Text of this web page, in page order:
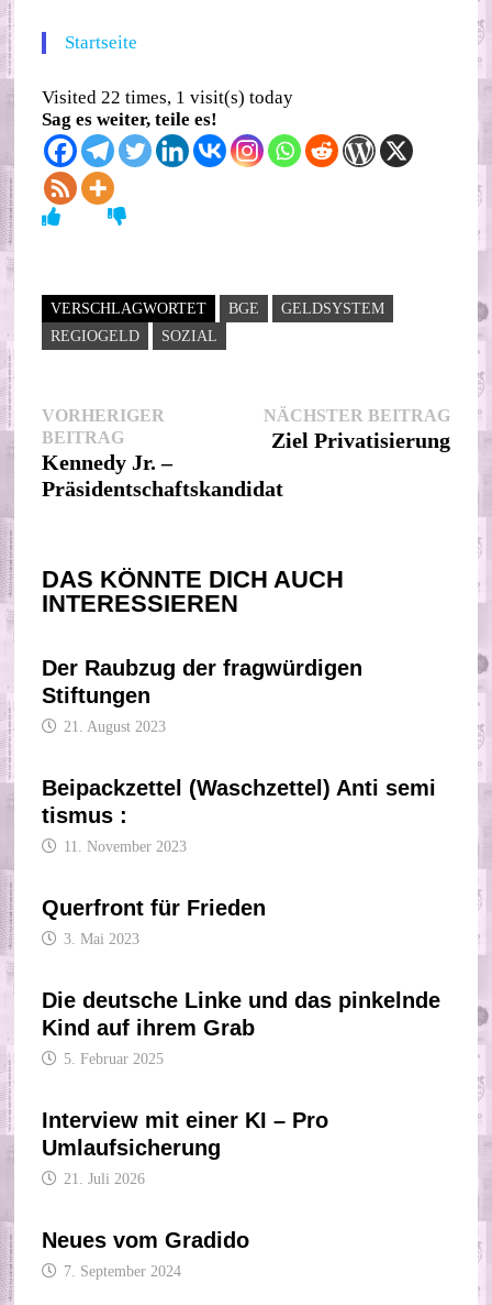
Startseite
Visited 22 times, 1 visit(s) today
Sag es weiter, teile es!
VERSCHLAGWORTET BGE
GELDSYSTEM
REGIOGELD
SOZIAL
Beitragsnavigation
VORHERIGER
BEITRAGVorheriger
Beitrag:
Kennedy Jr. –
Präsidentschaftskandidat
NÄCHSTER BEITRAG
Ziel Privatisierung
DAS KÖNNTE DICH AUCH
INTERESSIEREN
Der Raubzug der fragwürdigen
Stiftungen
21. August 2023
Beipackzettel (Waschzettel) Anti semi
tismus :
11. November 2023
Querfront für Frieden
3. Mai 2023
Die deutsche Linke und das pinkelnde
Kind auf ihrem Grab
5. Februar 2025
Interview mit einer KI – Pro
Umlaufsicherung
21. Juli 2026
Neues vom Gradido
7. September 2024